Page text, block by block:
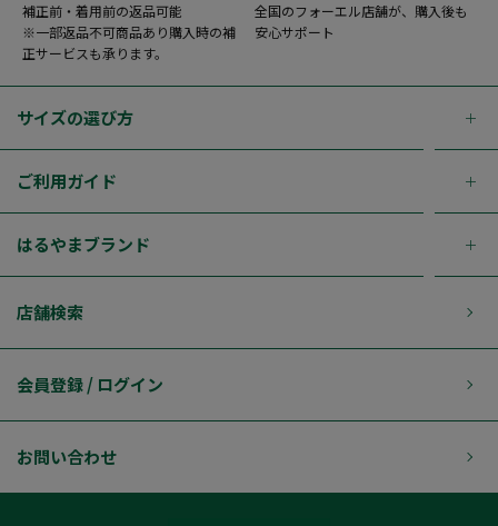
補正前・着用前の返品可能
※一部返品不可商品あり購入時の補
正サービスも承ります。
全国のフォーエル店舗が、購入後も
安心サポート
サイズの選び方
ご利用ガイド
はるやまブランド
店舗検索
会員登録 / ログイン
お問い合わせ